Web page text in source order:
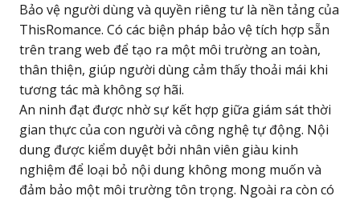
Bảo vệ người dùng và quyền riêng tư là nền tảng của
ThisRomance. Có các biện pháp bảo vệ tích hợp sẵn
trên trang web để tạo ra một môi trường an toàn,
thân thiện, giúp người dùng cảm thấy thoải mái khi
tương tác mà không sợ hãi.
An ninh đạt được nhờ sự kết hợp giữa giám sát thời
gian thực của con người và công nghệ tự động. Nội
dung được kiểm duyệt bởi nhân viên giàu kinh
nghiệm để loại bỏ nội dung không mong muốn và
đảm bảo một môi trường tôn trọng. Ngoài ra còn có